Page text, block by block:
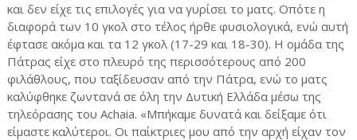
και δεν είχε τις επιλογές για να γυρίσει το ματς. Οπότε η
διαφορά των 10 γκολ στο τέλος ήρθε φυσιολογικά, ενώ αυτή
έφτασε ακόμα και τα 12 γκολ (17-29 και 18-30). Η ομάδα της
Πάτρας είχε στο πλευρό της περισσότερους από 200
φιλάθλους, που ταξίδευσαν από την Πάτρα, ενώ το ματς
καλύφθηκε ζωντανά σε όλη την Δυτική Ελλάδα μέσω της
τηλεόρασης του Achaia. «Μπήκαμε δυνατά και δείξαμε ότι
είμαστε καλύτεροι. Οι παίκτριες μου από την αρχή είχαν τον